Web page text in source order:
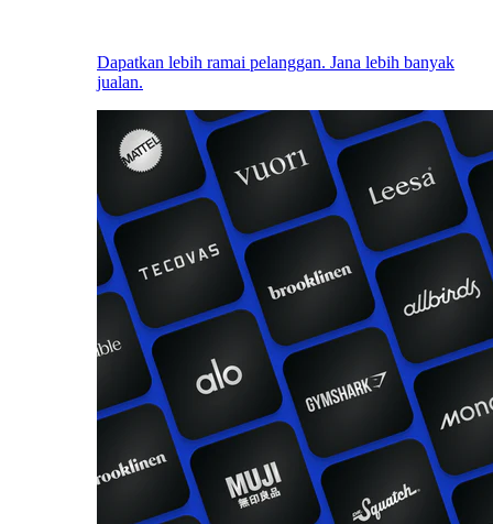
Dapatkan lebih ramai pelanggan. Jana lebih banyak
jualan.